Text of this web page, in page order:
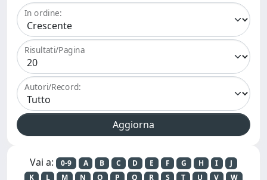
In ordine:
Risultati/Pagina
Autori/Record:
Vai a: 0-9 A B C D E F G H I
J
K
L M N O P Q R S T U V
W